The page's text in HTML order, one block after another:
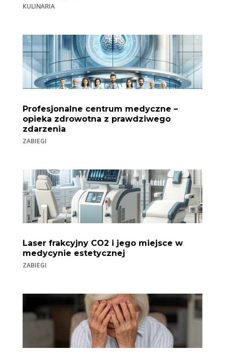
KULINARIA
Profesjonalne centrum medyczne –
opieka zdrowotna z prawdziwego
zdarzenia
ZABIEGI
Laser frakcyjny CO2 i jego miejsce w
medycynie estetycznej
ZABIEGI